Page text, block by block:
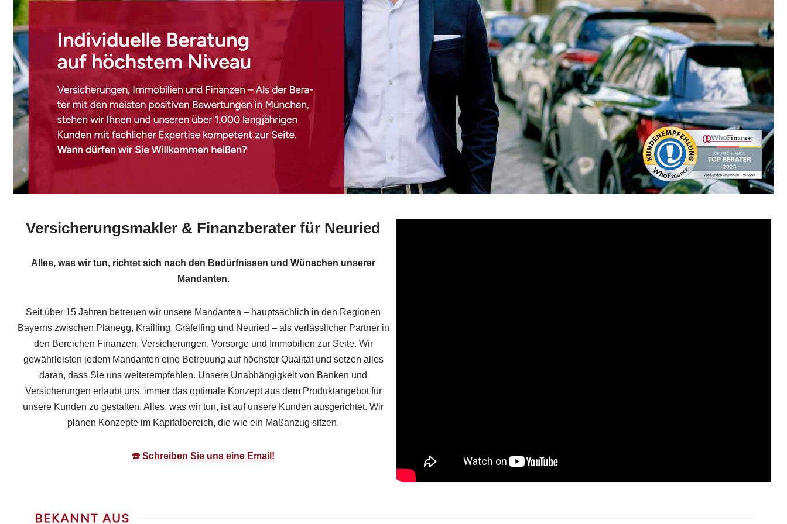
Versicherungsmakler & Finanzberater für Neuried
Alles, was wir tun, richtet sich nach den Bedürfnissen und Wünschen unserer
Mandanten.
Seit über 15 Jahren betreuen wir unsere Mandanten – hauptsächlich in den Regionen
Bayerns zwischen Planegg, Krailling, Gräfelfing und Neuried – als verlässlicher Partner in
den Bereichen Finanzen, Versicherungen, Vorsorge und Immobilien zur Seite. Wir
gewährleisten jedem Mandanten eine Betreuung auf höchster Qualität und setzen alles
daran, dass Sie uns weiterempfehlen. Unsere Unabhängigkeit von Banken und
Versicherungen erlaubt uns, immer das optimale Konzept aus dem Produktangebot für
unsere Kunden zu gestalten. Alles, was wir tun, ist auf unsere Kunden ausgerichtet. Wir
planen Konzepte im Kapitalbereich, die wie ein Maßanzug sitzen.
☎️ Schreiben Sie uns eine Email!